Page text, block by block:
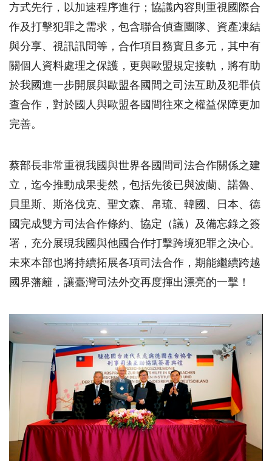
方式先行，以加速程序進行；協議內容則重視國際合
作及打擊犯罪之需求，包含聯合偵查團隊、資產凍結
與分享、視訊訊問等，合作項目務實且多元，其中有
關個人資料處理之保護，更與歐盟規定接軌，將有助
於我國進一步開展與歐盟各國間之司法互助及犯罪偵
查合作，對於國人與歐盟各國間往來之權益保障更加
完善。
蔡部長非常重視我國與世界各國間司法合作關係之建
立，迄今推動成果斐然，包括先後已與波蘭、諾魯、
貝里斯、斯洛伐克、聖文森、帛琉、韓國、日本、德
國完成雙方司法合作條約、協定（議）及備忘錄之簽
署，充分展現我國與他國合作打擊跨境犯罪之決心。
未來本部也將持續拓展各項司法合作，期能繼續跨越
國界藩籬，讓臺灣司法外交再度揮出漂亮的一擊！